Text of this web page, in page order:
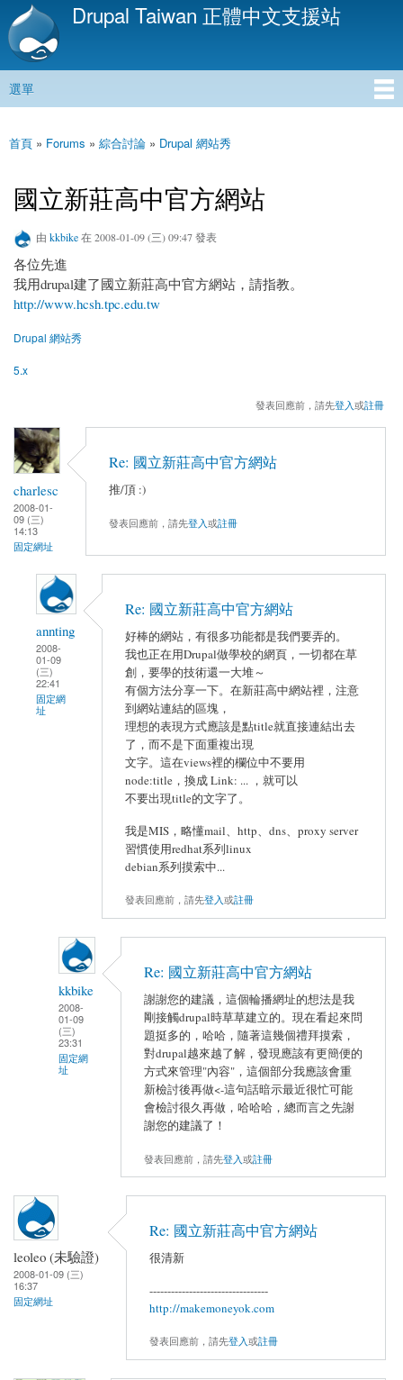
移
內
Drupal Taiwan 正體中文支援站
主選單
選單
您在這裡
首頁 » Forums » 綜合討論 » Drupal 網站秀
國立新莊高中官方網站
由 kkbike在 2008-01-09 (三) 09:47 發表
各位先進
我用drupal建了國立新莊高中官方網站，請指教。
http://www.hcsh.tpc.edu.tw
Drupal 網站秀
5.x
發表回應前，請先登入或註冊
charlesc
2008-01-
09 (三)
14:13
固定網址
Re: 國立新莊高中官方網站
推/頂 :)
發表回應前，請先登入或註冊
annting
2008-
01-09
(三)
22:41
固定網
址
Re: 國立新莊高中官方網站
好棒的網站，有很多功能都是我們要弄的。
我也正在用Drupal做學校的網頁，一切都在草
創，要學的技術還一大堆～
有個方法分享一下。在新莊高中網站裡，注意
到網站連結的區塊，
理想的表現方式應該是點title就直接連結出去
了，而不是下面重複出現
文字。這在views裡的欄位中不要用
node:title，換成 Link: ... ，就可以
不要出現title的文字了。
我是MIS，略懂mail、http、dns、proxy server
習慣使用redhat系列linux
debian系列摸索中...
發表回應前，請先登入或註冊
kkbike
2008-
01-09
(三)
23:31
固定網
址
Re: 國立新莊高中官方網站
謝謝您的建議，這個輪播網址的想法是我
剛接觸drupal時草草建立的。現在看起來問
題挺多的，哈哈，隨著這幾個禮拜摸索，
對drupal越來越了解，發現應該有更簡便的
方式來管理"內容"，這個部分我應該會重
新檢討後再做<-這句話暗示最近很忙可能
會檢討很久再做，哈哈哈，總而言之先謝
謝您的建議了！
發表回應前，請先登入或註冊
leoleo (未驗證)
2008-01-09 (三)
16:37
固定網址
Re: 國立新莊高中官方網站
很清新
---------------------------------
http://makemoneyok.com
發表回應前，請先登入或註冊